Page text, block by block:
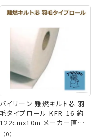
バイリーン 難燃キルト芯 羽
毛タイプロール KFR-16 約
122cmx10m メーカー直送
代引不可 日時指定不可 アウ
（0）